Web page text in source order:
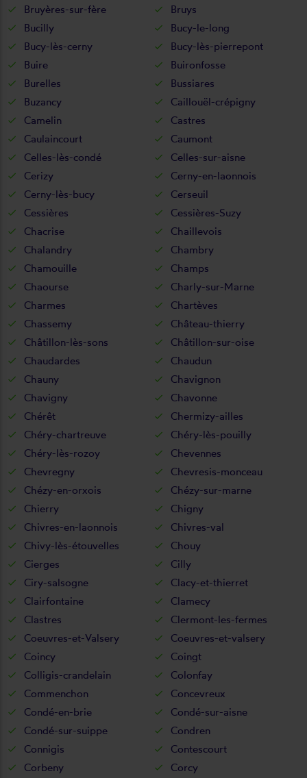
Bruyères-sur-fère
Bruys
Bucilly
Bucy-le-long
Bucy-lès-cerny
Bucy-lès-pierrepont
Buire
Buironfosse
Burelles
Bussiares
Buzancy
Caillouël-crépigny
Camelin
Castres
Caulaincourt
Caumont
Celles-lès-condé
Celles-sur-aisne
Cerizy
Cerny-en-laonnois
Cerny-lès-bucy
Cerseuil
Cessières
Cessières-Suzy
Chacrise
Chaillevois
Chalandry
Chambry
Chamouille
Champs
Chaourse
Charly-sur-Marne
Charmes
Chartèves
Chassemy
Château-thierry
Châtillon-lès-sons
Châtillon-sur-oise
Chaudardes
Chaudun
Chauny
Chavignon
Chavigny
Chavonne
Chérêt
Chermizy-ailles
Chéry-chartreuve
Chéry-lès-pouilly
Chéry-lès-rozoy
Chevennes
Chevregny
Chevresis-monceau
Chézy-en-orxois
Chézy-sur-marne
Chierry
Chigny
Chivres-en-laonnois
Chivres-val
Chivy-lès-étouvelles
Chouy
Cierges
Cilly
Ciry-salsogne
Clacy-et-thierret
Clairfontaine
Clamecy
Clastres
Clermont-les-fermes
Coeuvres-et-Valsery
Coeuvres-et-valsery
Coincy
Coingt
Colligis-crandelain
Colonfay
Commenchon
Concevreux
Condé-en-brie
Condé-sur-aisne
Condé-sur-suippe
Condren
Connigis
Contescourt
Corbeny
Corcy